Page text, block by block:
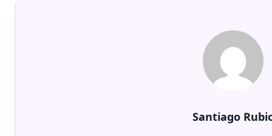
Santiago